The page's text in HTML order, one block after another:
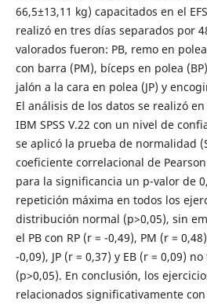
66,5±13,11 kg) capacitados en el
realizó en tres días separados por
valorados fueron: PB, remo en
con barra (PM), bíceps en polea
jalón a la cara en polea (JP) y
El análisis de los datos se realizó
IBM SPSS V.22 con un nivel de
se aplicó la prueba de normalidad
coeficiente correlacional de
para la significancia un p-valor de
repetición máxima en todos los
distribución normal (p>0,05), sin
el PB con RP (r = -0,49), PM (r =
-0,09), JP (r = 0,37) y EB (r = 0,09)
(p>0,05). En conclusión, los
relacionados significativamente